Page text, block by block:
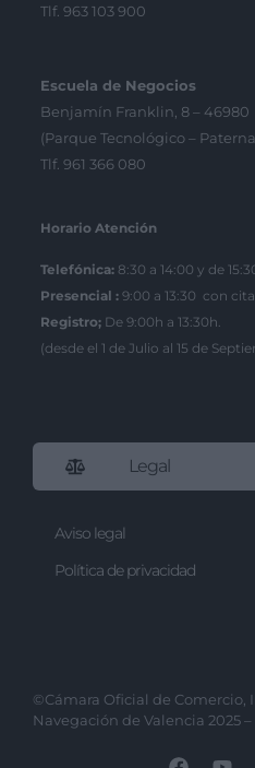
Tlf. 963 103 900
Escuela de Negocios
Benjamín Franklin, 8 – 46980
(Parque Tecnológico –
Tlf. 961 366 080
Horario Atención
Telefónica: 8:30 a 14:00 y de
Presencial : 9:00 a 13:30 con
Registro; De 9:00h a 13:30h.
(desde el 1 de Julio al 15 de
Legal
Aviso legal
Política de privacidad
©Cámara Oficial de Comercio,
Navegación de Valencia 2025